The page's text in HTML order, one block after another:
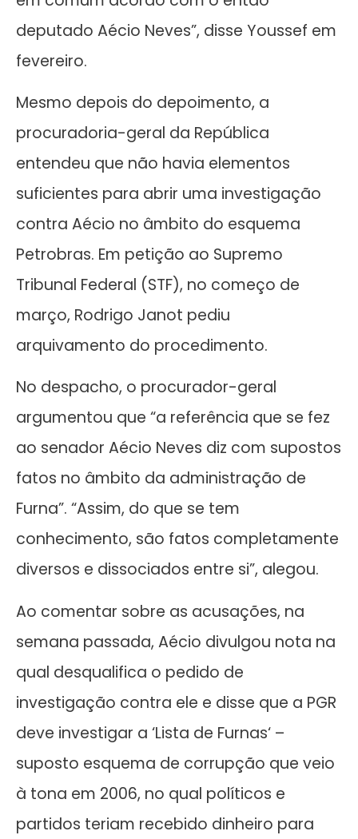
deputado Aécio Neves”, disse Youssef em
fevereiro.
Mesmo depois do depoimento, a
procuradoria-geral da República
entendeu que não havia elementos
suficientes para abrir uma investigação
contra Aécio no âmbito do esquema
Petrobras. Em petição ao Supremo
Tribunal Federal (STF), no começo de
março, Rodrigo Janot pediu
arquivamento do procedimento.
No despacho, o procurador-geral
argumentou que “a referência que se fez
ao senador Aécio Neves diz com supostos
fatos no âmbito da administração de
Furna”. “Assim, do que se tem
conhecimento, são fatos completamente
diversos e dissociados entre si”, alegou.
Ao comentar sobre as acusações, na
semana passada, Aécio divulgou nota na
qual desqualifica o pedido de
investigação contra ele e disse que a PGR
deve investigar a ‘Lista de Furnas‘ –
suposto esquema de corrupção que veio
à tona em 2006, no qual políticos e
partidos teriam recebido dinheiro para